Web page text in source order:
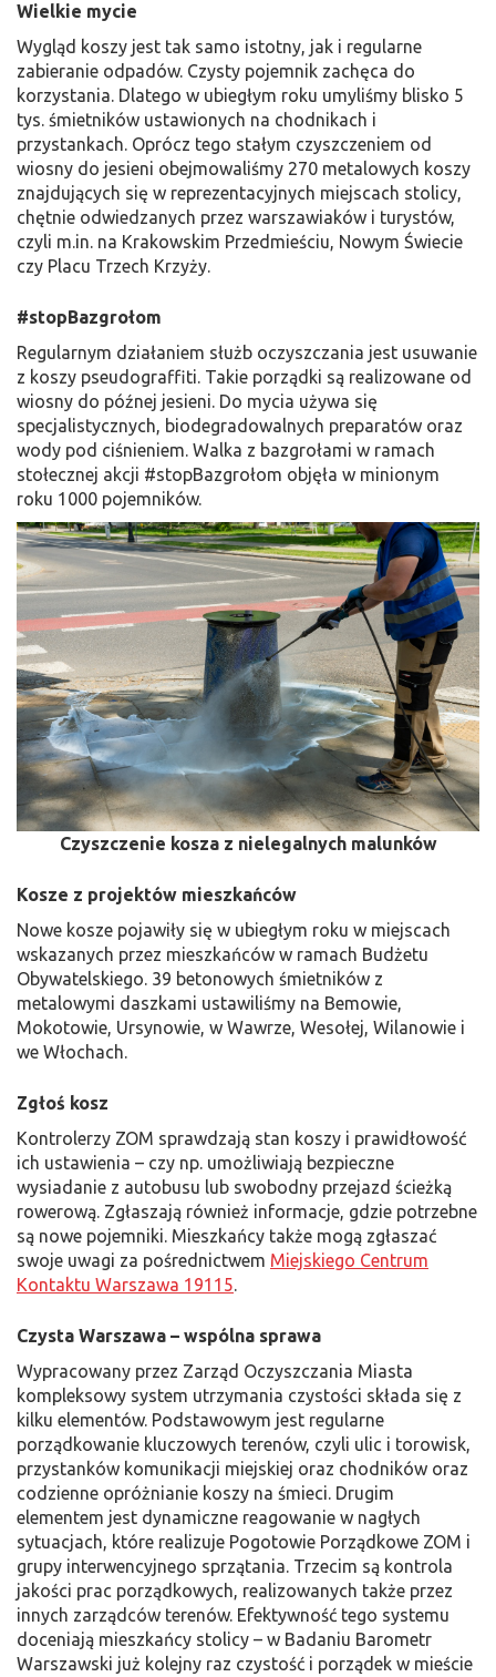
Wielkie mycie
Wygląd koszy jest tak samo istotny, jak i regularne
zabieranie odpadów. Czysty pojemnik zachęca do
korzystania. Dlatego w ubiegłym roku umyliśmy blisko 5
tys. śmietników ustawionych na chodnikach i
przystankach. Oprócz tego stałym czyszczeniem od
wiosny do jesieni obejmowaliśmy 270 metalowych koszy
znajdujących się w reprezentacyjnych miejscach stolicy,
chętnie odwiedzanych przez warszawiaków i turystów,
czyli m.in. na Krakowskim Przedmieściu, Nowym Świecie
czy Placu Trzech Krzyży.
#stopBazgrołom
Regularnym działaniem służb oczyszczania jest usuwanie
z koszy pseudograffiti. Takie porządki są realizowane od
wiosny do późnej jesieni. Do mycia używa się
specjalistycznych, biodegradowalnych preparatów oraz
wody pod ciśnieniem. Walka z bazgrołami w ramach
stołecznej akcji #stopBazgrołom objęła w minionym
roku 1000 pojemników.
Czyszczenie kosza z nielegalnych malunków
Kosze z projektów mieszkańców
Nowe kosze pojawiły się w ubiegłym roku w miejscach
wskazanych przez mieszkańców w ramach Budżetu
Obywatelskiego. 39 betonowych śmietników z
metalowymi daszkami ustawiliśmy na Bemowie,
Mokotowie, Ursynowie, w Wawrze, Wesołej, Wilanowie i
we Włochach.
Zgłoś kosz
Kontrolerzy ZOM sprawdzają stan koszy i prawidłowość
ich ustawienia – czy np. umożliwiają bezpieczne
wysiadanie z autobusu lub swobodny przejazd ścieżką
rowerową. Zgłaszają również informacje, gdzie potrzebne
są nowe pojemniki. Mieszkańcy także mogą zgłaszać
swoje uwagi za pośrednictwem Miejskiego Centrum
Kontaktu Warszawa 19115.
Czysta Warszawa – wspólna sprawa
Wypracowany przez Zarząd Oczyszczania Miasta
kompleksowy system utrzymania czystości składa się z
kilku elementów. Podstawowym jest regularne
porządkowanie kluczowych terenów, czyli ulic i torowisk,
przystanków komunikacji miejskiej oraz chodników oraz
codzienne opróżnianie koszy na śmieci. Drugim
elementem jest dynamiczne reagowanie w nagłych
sytuacjach, które realizuje Pogotowie Porządkowe ZOM i
grupy interwencyjnego sprzątania. Trzecim są kontrola
jakości prac porządkowych, realizowanych także przez
innych zarządców terenów. Efektywność tego systemu
doceniają mieszkańcy stolicy – w Badaniu Barometr
Warszawski już kolejny raz czystość i porządek w mieście